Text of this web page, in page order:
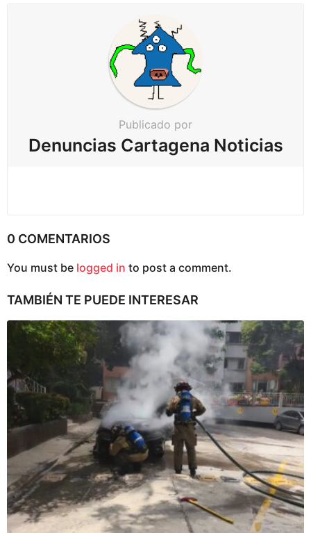
Publicado por
Denuncias Cartagena Noticias
0 COMENTARIOS
You must be logged in to post a comment.
TAMBIÉN TE PUEDE INTERESAR